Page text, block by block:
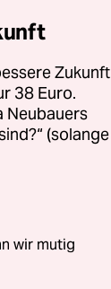
38 Euro.
Neubauers
(solange
wir mutig